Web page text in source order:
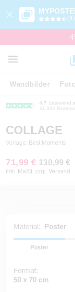
Wandbilder
4.7
basierend
21.304
COLLAGE
Vorlage: Best Moments
71,99 € 130,99 €
inkl. MwSt. zzgl. Versand
Material: Poster
Poster
Format:
50 x 70 cm